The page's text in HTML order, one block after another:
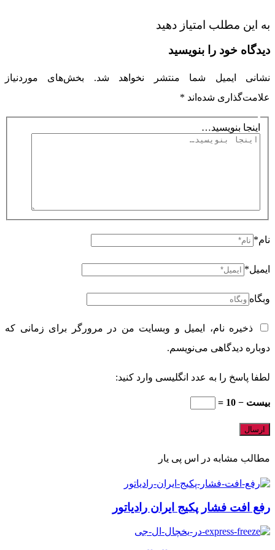
حضوری داریم ؟
محدوده جغرافیایی ارسال قطعات
به چه شهرها و استانهایی ارسال لوازم و قطعات داریم ؟
:ارسال لوازم و و ساید بای ساید به تمامی شهرها و استانهای ایران
استان آذربایجان شرقی
شهر تبریز – اهر – هریس – بستان آباد – بناب – آذرشهر – اسکو –
شهر ارومیه – بوکان – پیرانشهر – سردشت – خوی – چایپاره –
مهاباد – میاندوآب – شاهیندژ – تکاب – نقده – اشنویه
استان اردبیل
– کوثر – گرمی – مشگین شهر
استان البرز
شهر کرج – ساوجبلاغ – نظرآباد – اشتهارد – طالقان – فردیس
شهر اصفهان – اردستان – شاهین شهر – میمه – برخوار – خمینی
شهر – سمیرم – شهرضا – دهاقان
گلپایگان – خوانسار – لنجان – مبارکه – نایین – خور – بیابانک – نجف
آباد – تیران – کرون – نطنز – قمصر
استان ایلام
به این مطلب امتیاز دهید
دیدگاه‌ خود را بنویسید
نشانی ایمیل شما منتشر نخواهد شد.
بخش‌های موردنیاز
علامت‌گذاری شده‌اند *
اینجا بنویسید…
نام*
ایمیل*
وبگاه
ذخیره نام، ایمیل و وبسایت من در مرورگر برای زمانی که
دوباره دیدگاهی می‌نویسم.
لطفا پاسخ را به عدد انگلیسی وارد کنید:
بیست − 10 =
مطالب مشابه در اس پی یار
رفع افت فشار پکیج ایران رادیاتور